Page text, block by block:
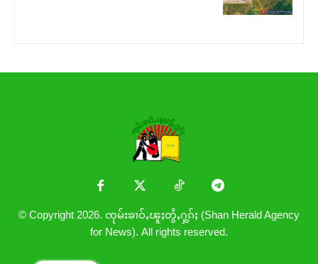
© Copyright 2026. ၸုမ်းၶၢဝ်ႇၽူႈတွႆႇႁွၵ်ႈ (Shan Herald Agency
for News). All rights reserved.